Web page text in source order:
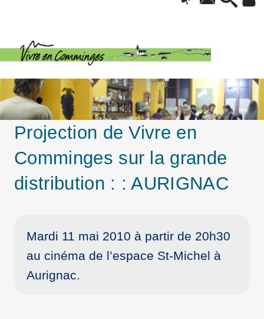
Projection de Vivre en
Comminges sur la grande
distribution : : AURIGNAC
Mardi 11 mai 2010 à partir de 20h30
au cinéma de l’espace St-Michel à
Aurignac.